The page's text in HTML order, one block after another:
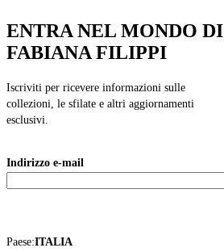
ENTRA NEL MONDO DI
FABIANA FILIPPI
Iscriviti per ricevere informazioni sulle
collezioni, le sfilate e altri aggiornamenti
esclusivi.
Indirizzo e-mail
Paese:ITALIA